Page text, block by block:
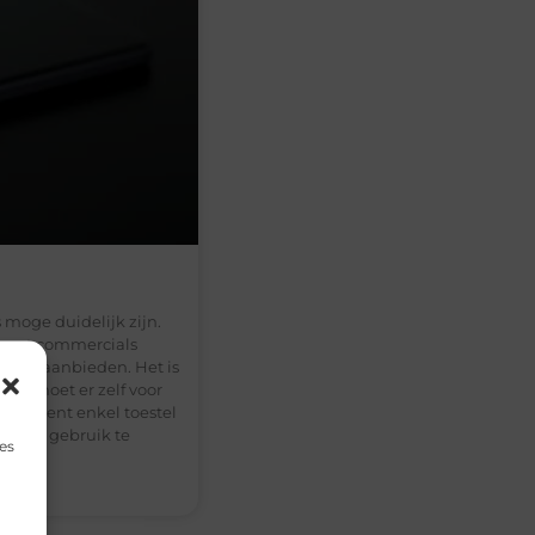
moge duidelijk zijn.
commercials
aanbieden. Het is
moet er zelf voor
enkel toestel
gebruik te